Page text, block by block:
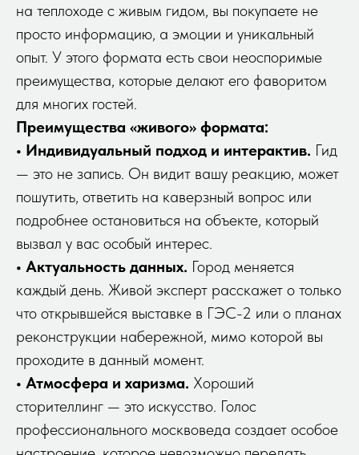
на теплоходе с живым гидом, вы покупаете не
просто информацию, а эмоции и уникальный
опыт. У этого формата есть свои неоспоримые
преимущества, которые делают его фаворитом
для многих гостей.
Преимущества «живого» формата:
• Индивидуальный подход и интерактив. Гид
— это не запись. Он видит вашу реакцию, может
пошутить, ответить на каверзный вопрос или
подробнее остановиться на объекте, который
вызвал у вас особый интерес.
• Актуальность данных. Город меняется
каждый день. Живой эксперт расскажет о только
что открывшейся выставке в ГЭС-2 или о планах
реконструкции набережной, мимо которой вы
проходите в данный момент.
• Атмосфера и харизма. Хороший
сторителлинг — это искусство. Голос
профессионального москвоведа создает особое